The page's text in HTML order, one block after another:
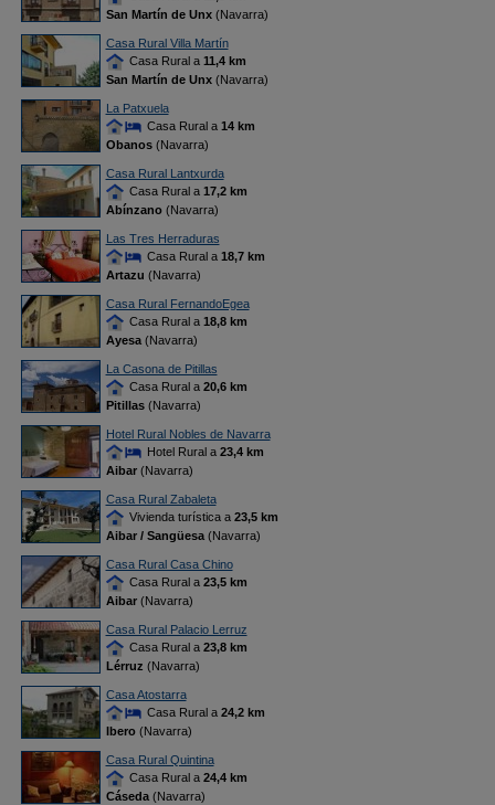
San Martín de Unx(Navarra)
Casa Rural Villa Martín
Casa Rural a 11,4 km
San Martín de Unx(Navarra)
La Patxuela
Casa Rural a 14 km
Obanos(Navarra)
Casa Rural Lantxurda
Casa Rural a 17,2 km
Abínzano(Navarra)
Las Tres Herraduras
Casa Rural a 18,7 km
Artazu (Navarra)
Casa Rural FernandoEgea
Casa Rural a 18,8 km
Ayesa(Navarra)
La Casona de Pitillas
Casa Rural a 20,6 km
Pitillas(Navarra)
Hotel Rural Nobles de Navarra
Hotel Rural a 23,4 km
Aibar(Navarra)
Casa Rural Zabaleta
Vivienda turística a 23,5 km
Aibar / Sangüesa(Navarra)
Casa Rural Casa Chino
Casa Rural a 23,5 km
Aibar(Navarra)
Casa Rural Palacio Lerruz
Casa Rural a 23,8 km
Lérruz (Navarra)
Casa Atostarra
Casa Rural a 24,2 km
Ibero(Navarra)
Casa Rural Quintina
Casa Rural a 24,4 km
Cáseda(Navarra)